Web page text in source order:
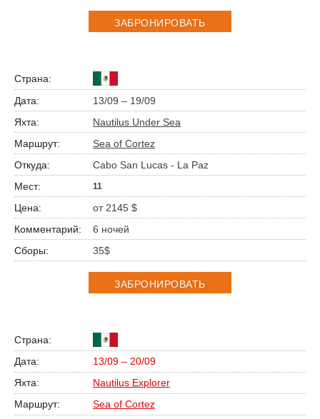
ЗАБРОНИРОВАТЬ
13/09 – 19/09
Nautilus Under Sea
Sea of Cortez
Cabo San Lucas - La Paz
11
от 2145 $
6 ночей
35$
ЗАБРОНИРОВАТЬ
13/09 – 20/09
Nautilus Explorer
Sea of Cortez